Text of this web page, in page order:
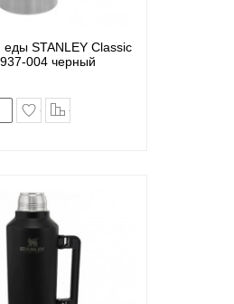
STANLEY Classic
004 черный
в закладки